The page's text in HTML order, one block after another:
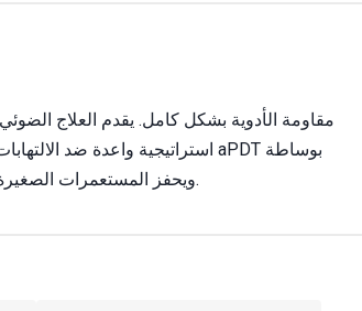
ويحفز المستعمرات الصغيرة ، مما يقدم إجراء فريدا.